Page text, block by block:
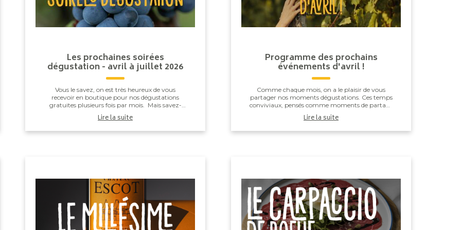
Les prochaines soirées
dégustation - avril à juillet 2026
Vous le savez, on est très heureux de vous
recevoir en boutique pour nos dégustations
gratuites plusieurs fois par mois. Mais savez-
espa...
Lire la suite
Programme des prochains
événements d'avril !
Comme chaque mois, on a le plaisir de vous
partager nos moments dégustations. Ces temps
conviviaux, pensés comme moments de partage
nouveaux millési...
Lire la suite